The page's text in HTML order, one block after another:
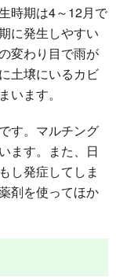
時期は4～12月で
に発生しやすい
変わり目で雨が
土壌にいるカビ
ます。
す。マルチング
ます。また、日
し発症してしま
剤を使ってほか